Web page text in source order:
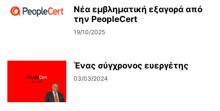
Νέα εμβληματική εξαγορά από
την PeopleCert
19/10/2025
Ένας σύγχρονος ευεργέτης
03/03/2024